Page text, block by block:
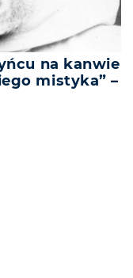
na kanwie
mistyka” –